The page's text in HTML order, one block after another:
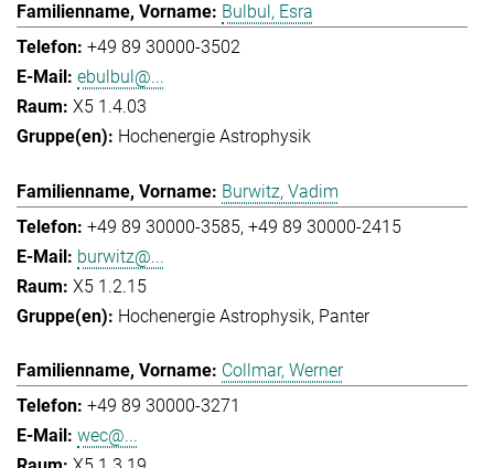
Bulbul, Esra
+49 89 30000-3502
ebulbul@...
X5 1.4.03
Hochenergie Astrophysik
Burwitz, Vadim
+49 89 30000-3585 +49 89 30000-2415
burwitz@...
X5 1.2.15
Hochenergie Astrophysik Panter
Collmar, Werner
+49 89 30000-3271
wec@...